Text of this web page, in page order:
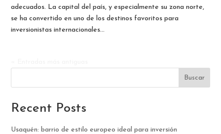
adecuados. La capital del país, y especialmente su zona norte,
se ha convertido en uno de los destinos favoritos para
inversionistas internacionales...
Buscar
Recent Posts
Usaquén: barrio de estilo europeo ideal para inversión